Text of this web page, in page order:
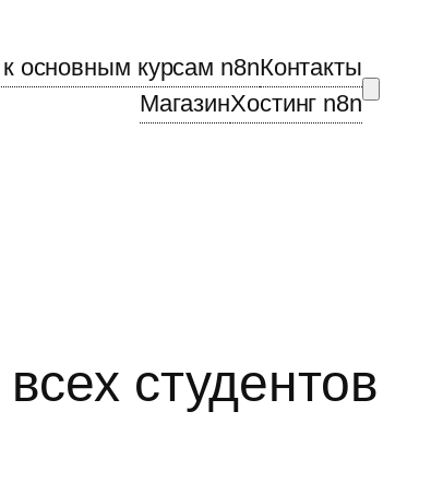
основным курсам n8nКонтакты
МагазинХостинг n8n
студентов